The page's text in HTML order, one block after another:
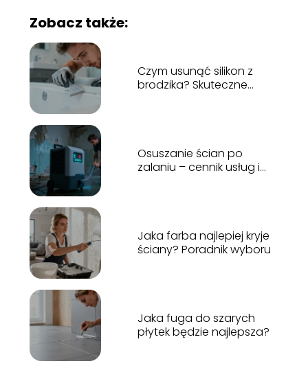
Zobacz także:
Czym usunąć silikon z
brodzika? Skuteczne
Osuszanie ścian po
zalaniu – cennik usług i
Jaka farba najlepiej kryje
ściany? Poradnik wyboru
Jaka fuga do szarych
płytek będzie najlepsza?